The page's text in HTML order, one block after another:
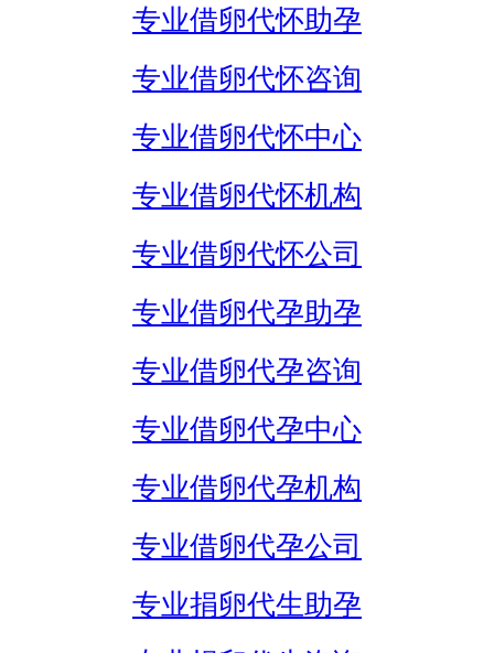
专业借卵代怀助孕
专业借卵代怀咨询
专业借卵代怀中心
专业借卵代怀机构
专业借卵代怀公司
专业借卵代孕助孕
专业借卵代孕咨询
专业借卵代孕中心
专业借卵代孕机构
专业借卵代孕公司
专业捐卵代生助孕